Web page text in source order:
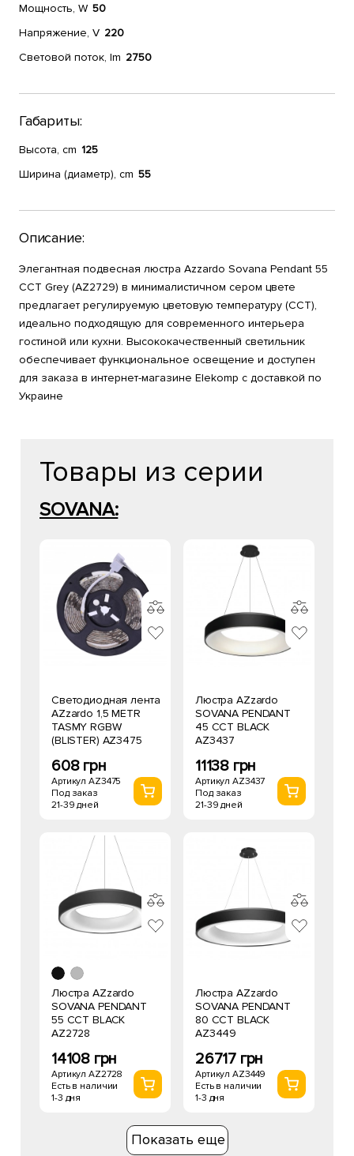
Мощность, W 50
Напряжение, V 220
Световой поток, lm 2750
Габариты:
Высота, cm 125
Ширина (диаметр), cm 55
Описание:
Элегантная подвесная люстра Azzardo Sovana Pendant 55
CCT Grey (AZ2729) в минималистичном сером цвете
предлагает регулируемую цветовую температуру (CCT),
идеально подходящую для современного интерьера
гостиной или кухни. Высококачественный светильник
обеспечивает функциональное освещение и доступен
для заказа в интернет-магазине Elekomp с доставкой по
Украине
Товары из серии
SOVANA:
Светодиодная лента
AZzardo 1,5 METR
TASMY RGBW
(BLISTER) AZ3475
608 грн
Артикул AZ3475
Под заказ
21-39 дней
Люстра AZzardo
SOVANA PENDANT
45 CCT BLACK
AZ3437
11138 грн
Артикул AZ3437
Под заказ
21-39 дней
Люстра AZzardo
SOVANA PENDANT
55 CCT BLACK
AZ2728
14108 грн
Артикул AZ2728
Есть в наличии
1-3 дня
Люстра AZzardo
SOVANA PENDANT
80 CCT BLACK
AZ3449
26717 грн
Артикул AZ3449
Есть в наличии
1-3 дня
Показать еще